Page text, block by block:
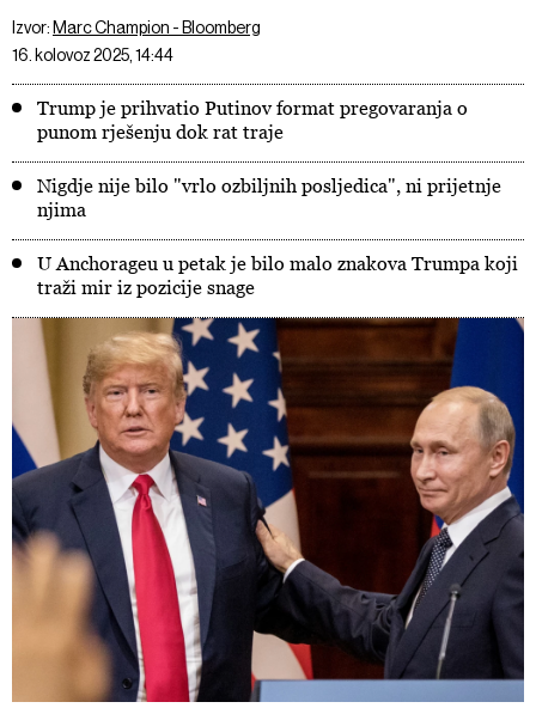
Izvor: Marc Champion - Bloomberg
16. kolovoz 2025, 14:44
Trump je prihvatio Putinov format pregovaranja o
punom rješenju dok rat traje
Nigdje nije bilo "vrlo ozbiljnih posljedica", ni prijetnje
njima
U Anchorageu u petak je bilo malo znakova Trumpa koji
traži mir iz pozicije snage